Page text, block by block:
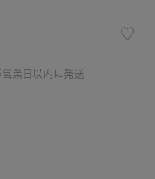
営業日以内に発送